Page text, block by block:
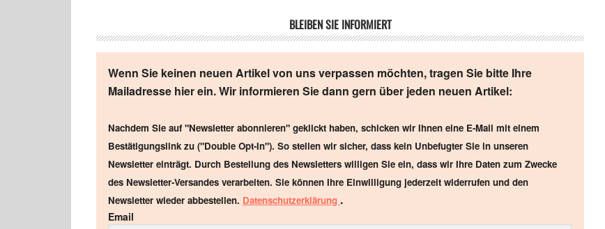
BLEIBEN SIE INFORMIERT
Wenn Sie keinen neuen Artikel von uns verpassen möchten, tragen Sie bitte Ihre
Mailadresse hier ein. Wir informieren Sie dann gern über jeden neuen Artikel:
Nachdem Sie auf "Newsletter abonnieren" geklickt haben, schicken wir Ihnen eine E-Mail mit einem
Bestätigungslink zu ("Double Opt-In"). So stellen wir sicher, dass kein Unbefugter Sie in unseren
Newsletter einträgt. Durch Bestellung des Newsletters willigen Sie ein, dass wir Ihre Daten zum Zwecke
des Newsletter-Versandes verarbeiten. Sie können Ihre Einwilligung jederzeit widerrufen und den
Newsletter wieder abbestellen. Datenschutzerklärung .
Email